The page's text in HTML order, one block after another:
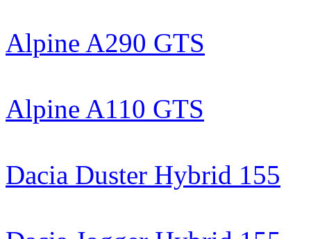
Alpine A290 GTS
Alpine A110 GTS
Dacia Duster Hybrid 155